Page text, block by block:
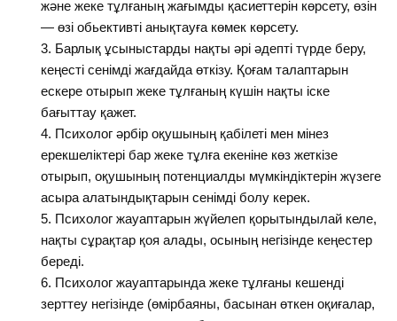
және жеке тұлғаның жағымды қасиеттерін көрсету, өзін
— өзі обьективті анықтауға көмек көрсету.
Барлық ұсыныстарды нақты әрі әдепті түрде беру,
кеңесті сенімді жағдайда өткізу. Қоғам талаптарын
ескере отырып жеке тұлғаның күшін нақты іске
бағыттау қажет.
Психолог әрбір оқушының қабілеті мен мінез
ерекшеліктері бар жеке тұлға екеніне көз жеткізе
отырып, оқушының потенциалды мүмкіндіктерін жүзеге
асыра алатындықтарын сенімді болу керек.
Психолог жауаптарын жүйелеп қорытындылай келе,
нақты сұрақтар қоя алады, осының негізінде кеңестер
береді.
Психолог жауаптарында жеке тұлғаны кешенді
зерттеу негізінде (өмірбаяны, басынан өткен оқиғалар,